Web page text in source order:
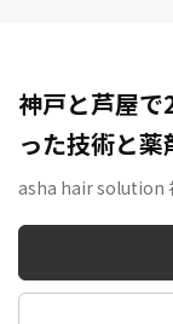
神戸と芦屋
った技術と
asha hair solution